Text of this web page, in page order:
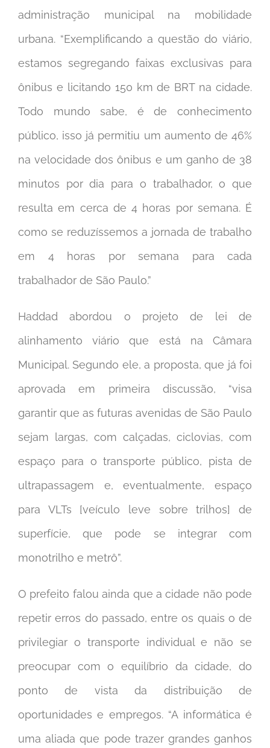
administração municipal na mobilidade
urbana. “Exemplificando a questão do viário,
estamos segregando faixas exclusivas para
ônibus e licitando 150 km de BRT na cidade.
Todo mundo sabe, é de conhecimento
público, isso já permitiu um aumento de 46%
na velocidade dos ônibus e um ganho de 38
minutos por dia para o trabalhador, o que
resulta em cerca de 4 horas por semana. É
como se reduzíssemos a jornada de trabalho
em 4 horas por semana para cada
trabalhador de São Paulo.”
Haddad abordou o projeto de lei de
alinhamento viário que está na Câmara
Municipal. Segundo ele, a proposta, que já foi
aprovada em primeira discussão, “visa
garantir que as futuras avenidas de São Paulo
sejam largas, com calçadas, ciclovias, com
espaço para o transporte público, pista de
ultrapassagem e, eventualmente, espaço
para VLTs [veículo leve sobre trilhos] de
superfície, que pode se integrar com
monotrilho e metrô”.
O prefeito falou ainda que a cidade não pode
repetir erros do passado, entre os quais o de
privilegiar o transporte individual e não se
preocupar com o equilíbrio da cidade, do
ponto de vista da distribuição de
oportunidades e empregos. “A informática é
uma aliada que pode trazer grandes ganhos